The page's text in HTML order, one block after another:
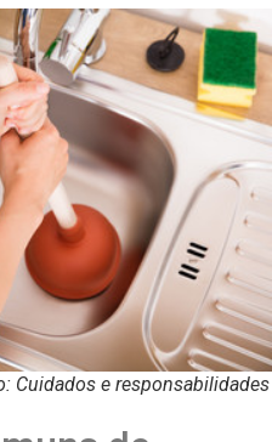
Cuidados e responsabilidades